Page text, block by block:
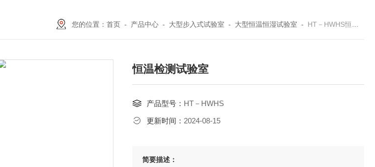
您的位置： 首页- 产品中心- 大型步入式试验室 - 大型恒温恒湿试验室 - HT－HWHS恒温检测试验室
恒温检测试验室
产品型号： HT－HWHS
更新时间： 2024-08-15
简要描述：